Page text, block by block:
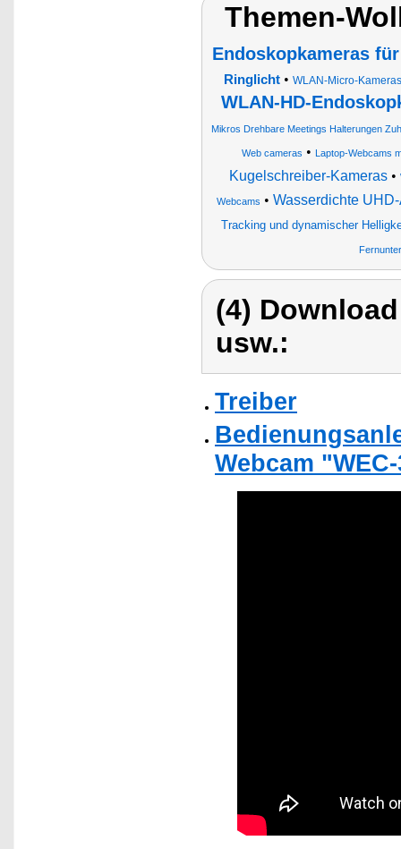
Themen-
Endoskopkameras
Ringlicht • WLAN-Micro-
WLAN-HD-
Mikros Drehbare Meetings Halterungen
Web cameras • Laptop-Webcams
Kugelschreiber-Kameras •
Webcams • Wasserdichte
Tracking und dynamischer
(4)
usw.:
Treiber
Webcam